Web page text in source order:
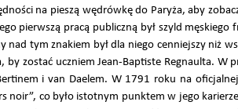
na pieszą wędrówkę do Paryża, aby
pierwszą pracą publiczną był szyld
nad tym znakiem był dla niego cenniejszy niż
by zostać uczniem Jean-Baptiste Regnaulta. W
i van Daelem. W 1791 roku na
noir”, co było istotnym punktem w jego